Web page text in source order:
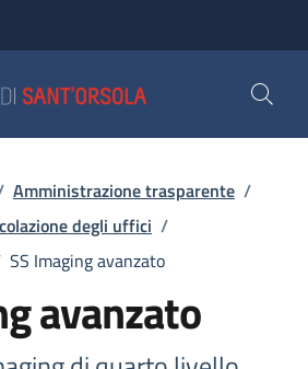
Amministrazione trasparente /
degli uffici /
SS Imaging avanzato
avanzato